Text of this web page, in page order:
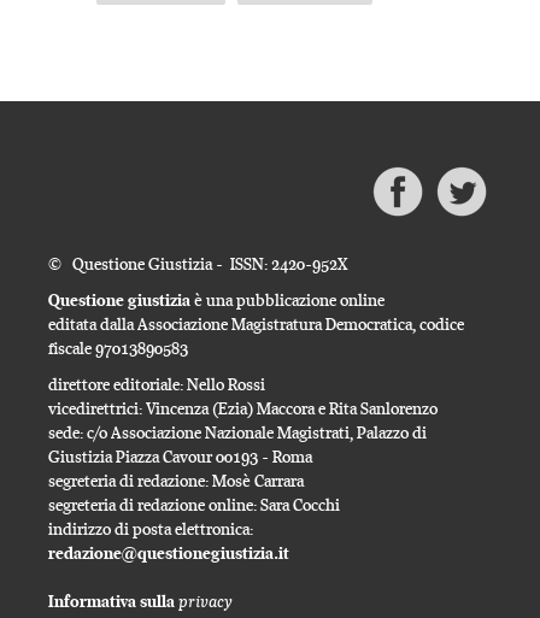
© Questione Giustizia - ISSN: 2420-952X
Questione giustiziaè una pubblicazione online
editata dalla Associazione Magistratura Democratica, codice
fiscale 97013890583
direttore editoriale: Nello Rossi
vicedirettrici: Vincenza (Ezia) Maccora e Rita Sanlorenzo
sede: c/o Associazione Nazionale Magistrati, Palazzo di
Giustizia Piazza Cavour 00193 - Roma
segreteria di redazione: Mosè Carrara
segreteria di redazione online: Sara Cocchi
indirizzo di posta elettronica:
redazione@questionegiustizia.it
Informativa sullaprivacy